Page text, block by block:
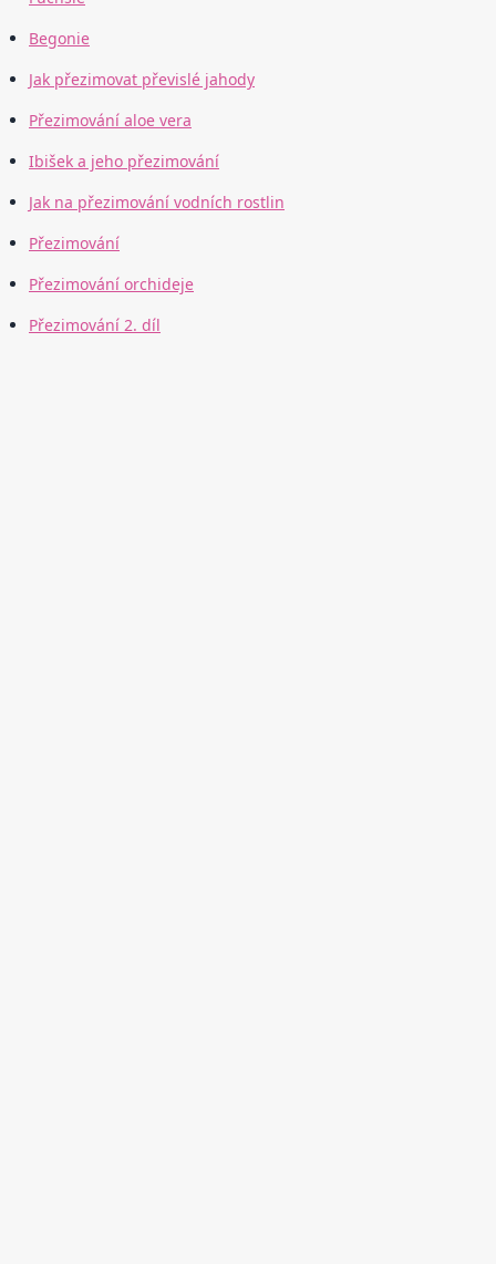
Begonie
Jak přezimovat převislé jahody
Přezimování aloe vera
Ibišek a jeho přezimování
Jak na přezimování vodních rostlin
Přezimování
Přezimování orchideje
Přezimování 2. díl